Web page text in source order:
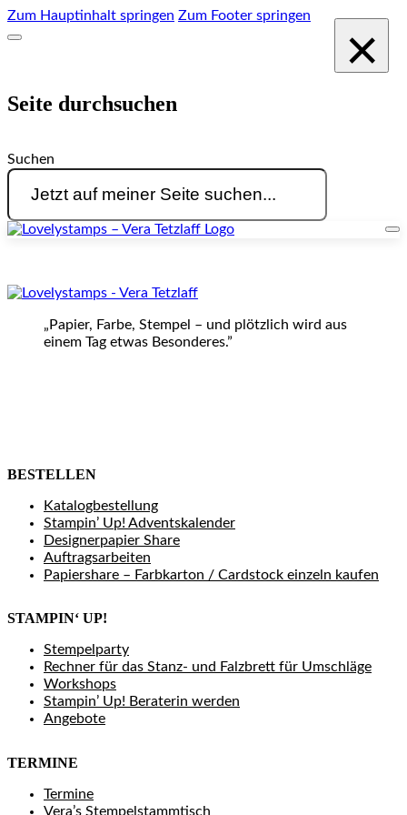
Zum Hauptinhalt springen Zum Footer springen
Seite durchsuchen
Suchen
×
„Papier, Farbe, Stempel – und plötzlich wird aus
einem Tag etwas Besonderes.”
BESTELLEN
Katalogbestellung
Stampin’ Up! Adventskalender
Designerpapier Share
Auftragsarbeiten
Papiershare – Farbkarton / Cardstock einzeln kaufen
STAMPIN‘ UP!
Stempelparty
Rechner für das Stanz- und Falzbrett für Umschläge
Workshops
Stampin’ Up! Beraterin werden
Angebote
TERMINE
Termine
Vera’s Stempelstammtisch